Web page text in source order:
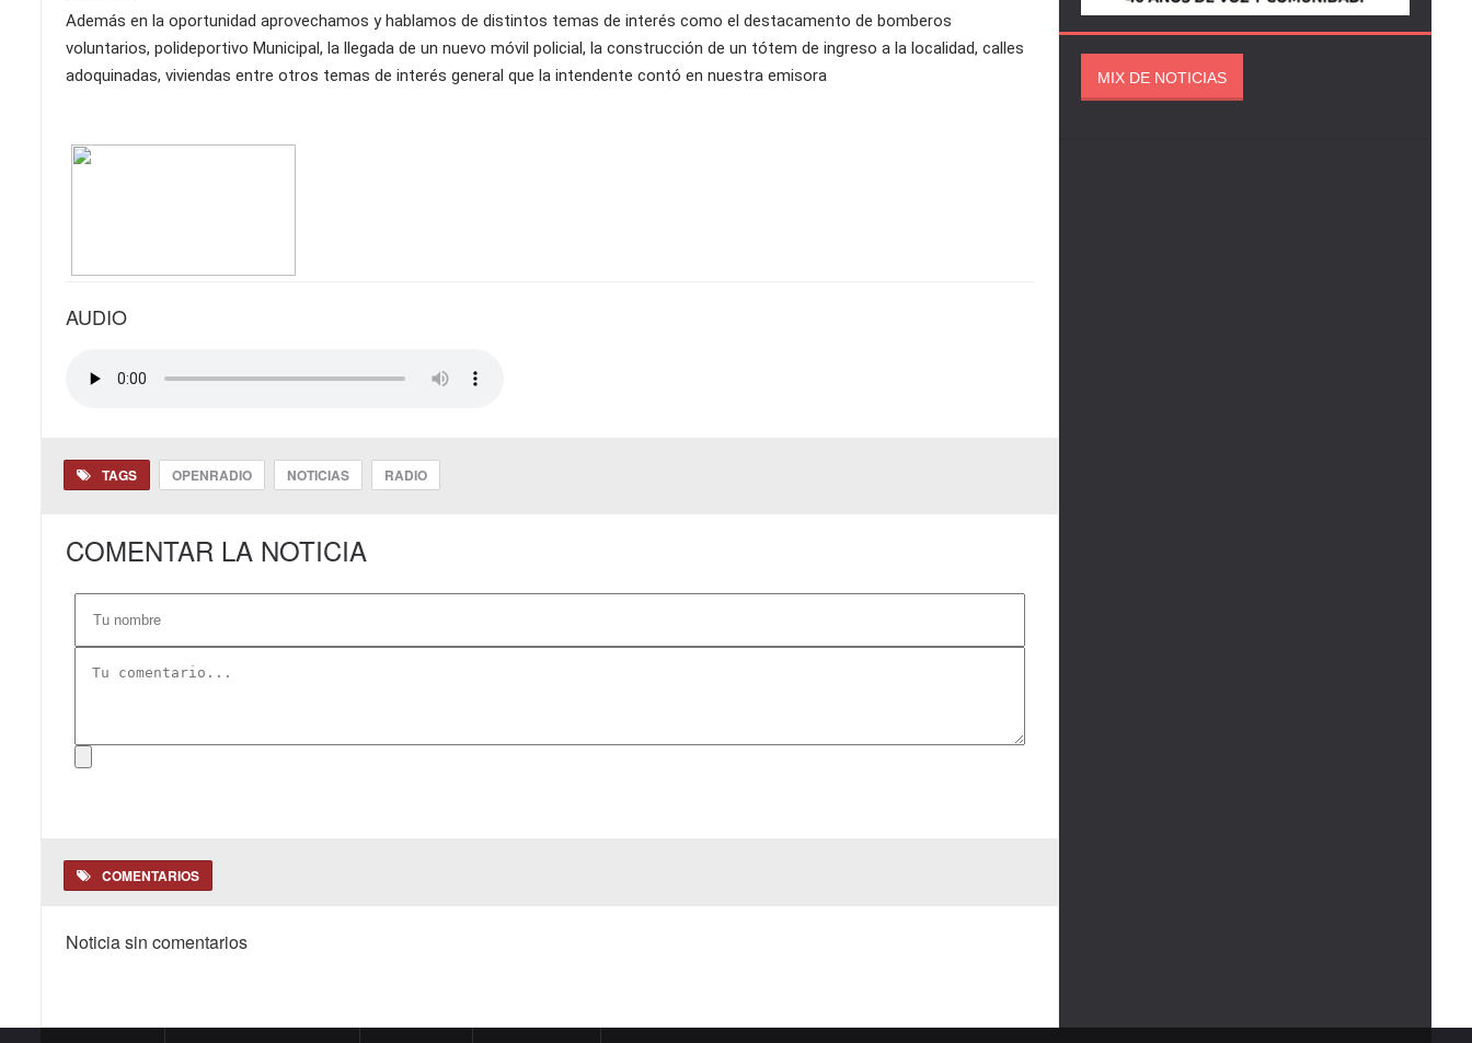
Además en la oportunidad aprovechamos y hablamos de distintos temas de interés como el destacamento de bomberos
voluntarios, polideportivo Municipal, la llegada de un nuevo móvil policial, la construcción de un tótem de ingreso a la localidad, calles
adoquinadas, viviendas entre otros temas de interés general que la intendente contó en nuestra emisora
AUDIO
TAGS OPENRADIO NOTICIAS RADIO
COMENTAR LA NOTICIA
COMENTARIOS
Noticia sin comentarios
MIX DE NOTICIAS